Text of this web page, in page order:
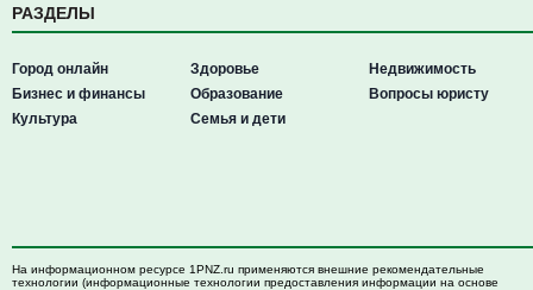
РАЗДЕЛЫ
Город онлайн
Бизнес и финансы
Культура
Здоровье
Образование
Семья и дети
Недвижимость
Вопросы юристу
На информационном ресурсе 1PNZ.ru применяются внешние рекомендательные
технологии (информационные технологии предоставления информации на основе